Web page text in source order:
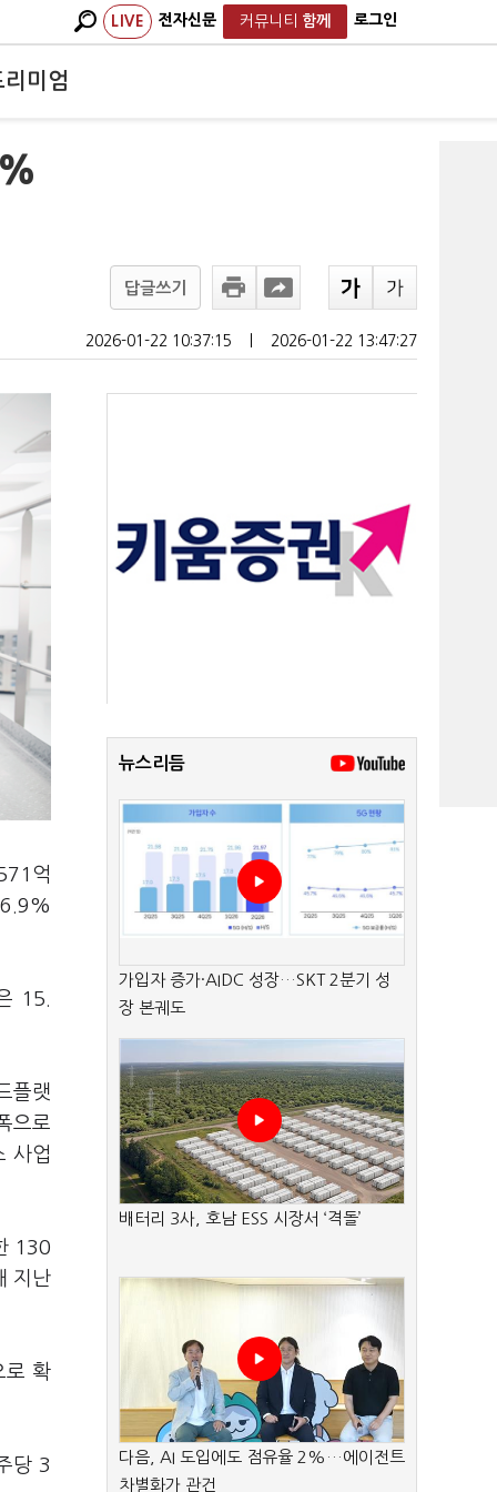
LIVE 전자신문 커뮤니티 함께 로그인
리미엄
답글쓰기
2026-01-22 10:37:15 2026-01-22 13:47:27
억
6.9%
15.
플랫
으로
사업
130
지난
로 확
당 3
뉴스리듬
가입자 증가·AIDC 성장…SKT 2분기 성
장 본궤도
배터리 3사, 호남 ESS 시장서 ‘격돌’
다음, AI 도입에도 점유율 2%…에이전트
차별화가 관건